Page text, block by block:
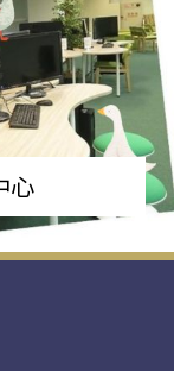
心